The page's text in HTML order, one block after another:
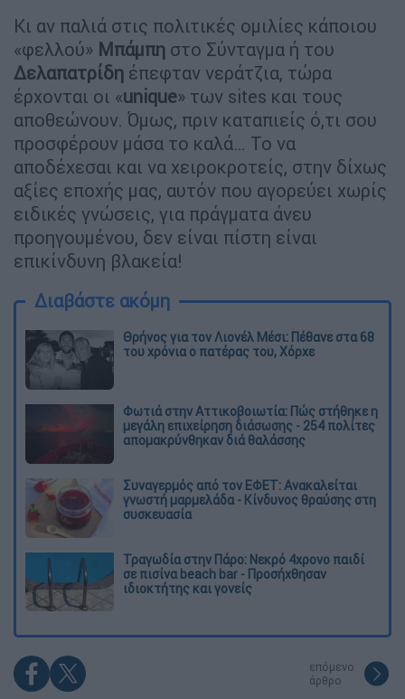
Κι αν παλιά στις πολιτικές ομιλίες κάποιου
«φελλού» Μπάμπη στο Σύνταγμα ή του
Δελαπατρίδη έπεφταν νεράτζια, τώρα
έρχονται οι «unique» των sites και τους
αποθεώνουν. Όμως, πριν καταπιείς ό,τι σου
προσφέρουν μάσα το καλά… Το να
αποδέχεσαι και να χειροκροτείς, στην δίχως
αξίες εποχής μας, αυτόν που αγορεύει χωρίς
ειδικές γνώσεις, για πράγματα άνευ
προηγουμένου, δεν είναι πίστη είναι
επικίνδυνη βλακεία!
Διαβάστε ακόμη
Θρήνος για τον Λιονέλ Μέσι: Πέθανε στα 68
του χρόνια ο πατέρας του, Χόρχε
Φωτιά στην Αττικοβοιωτία: Πώς στήθηκε η
μεγάλη επιχείρηση διάσωσης - 254 πολίτες
απομακρύνθηκαν διά θαλάσσης
Συναγερμός από τον ΕΦΕΤ: Ανακαλείται
γνωστή μαρμελάδα - Κίνδυνος θραύσης στη
συσκευασία
Τραγωδία στην Πάρο: Νεκρό 4χρονο παιδί
σε πισίνα beach bar - Προσήχθησαν
ιδιοκτήτης και γονείς
επόμενο
άρθρο